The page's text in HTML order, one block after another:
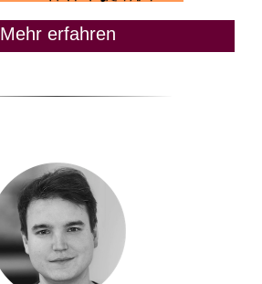
Mehr erfahren